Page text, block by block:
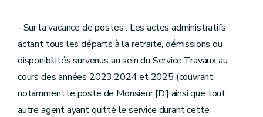
- Sur la vacance de postes : Les actes administratifs
actant tous les départs à la retraite, démissions ou
disponibilités survenus au sein du Service Travaux au
cours des années 2023,2024 et 2025 (couvrant
notamment le poste de Monsieur [D.] ainsi que tout
autre agent ayant quitté le service durant cette